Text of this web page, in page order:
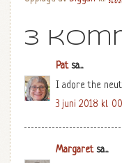
3
Patsa...
I adore the
3 juni 2018 kl.
Margaretsa...